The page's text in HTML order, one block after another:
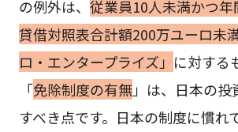
の例外は、 従業員10人未満かつ
貸借対照表合計額200万ユーロ未
ロ・エンタープライズ」 に対する
「免除制度の有無」は、日本の投
すべき点です。日本の制度に慣れ